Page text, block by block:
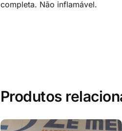
completa. Não inflamável.
Produtos